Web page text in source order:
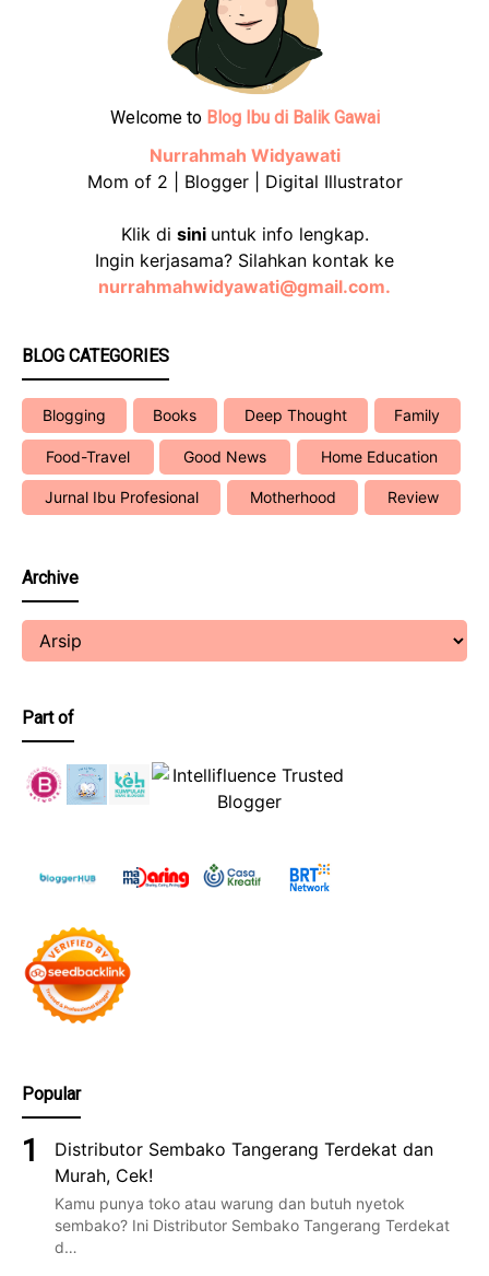
Welcome to Blog Ibu di Balik Gawai
Nurrahmah Widyawati
Mom of 2 | Blogger | Digital Illustrator
Klik di sini untuk info lengkap.
Ingin kerjasama? Silahkan kontak ke
nurrahmahwidyawati@gmail.com.
BLOG CATEGORIES
Blogging Books Deep Thought Family
Food-Travel Good News Home Education
Jurnal Ibu Profesional Motherhood Review
Archive
Part of
Popular
Distributor Sembako Tangerang Terdekat dan
Murah, Cek!
Kamu punya toko atau warung dan butuh nyetok
sembako? Ini Distributor Sembako Tangerang Terdekat
d…